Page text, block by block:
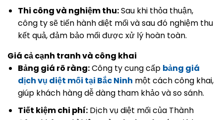
Thi công và nghiệm thu:Sau khi thỏa thuận,
công ty sẽ tiến hành diệt mối và sau đó nghiệm thu
kết quả, đảm bảo mối được xử lý hoàn toàn.
Giá cả cạnh tranh và công khai
Bảng giá rõ ràng:Công ty cung cấp bảng giá
dịch vụ diệt mối tại Bắc Ninh một cách công khai,
giúp khách hàng dễ dàng tham khảo và so sánh.
Tiết kiệm chi phí:Dịch vụ diệt mối của Thành